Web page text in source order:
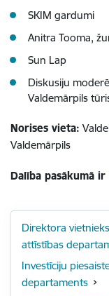
SKIM gardumi
Anitra Tooma,
Sun Lap
Diskusiju
Valdemārpils
Norises vieta:
Valdemārpils
Dalība pasākumā ir
Direktora
attīstības
Investīciju
departaments